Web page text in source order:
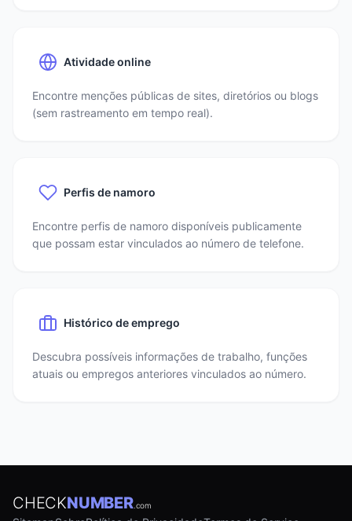
Atividade online
Encontre menções públicas de sites, diretórios ou blogs
(sem rastreamento em tempo real).
Perfis de namoro
Encontre perfis de namoro disponíveis publicamente
que possam estar vinculados ao número de telefone.
Histórico de emprego
Descubra possíveis informações de trabalho, funções
atuais ou empregos anteriores vinculados ao número.
CHECKNUMBER.com